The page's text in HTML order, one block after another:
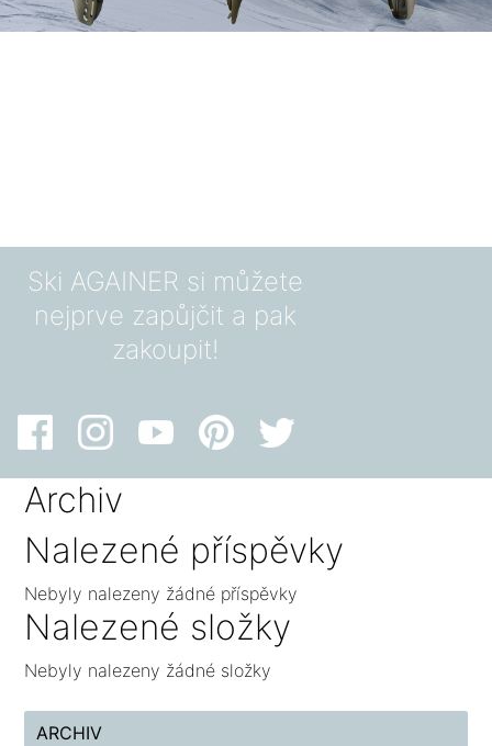
Ski AGAINER si můžete
nejprve zapůjčit a pak
zakoupit!
Archiv
Nalezené příspěvky
Nebyly nalezeny žádné příspěvky
Nalezené složky
Nebyly nalezeny žádné složky
ARCHIV